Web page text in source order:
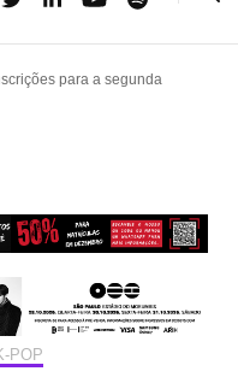
para a segunda
POP